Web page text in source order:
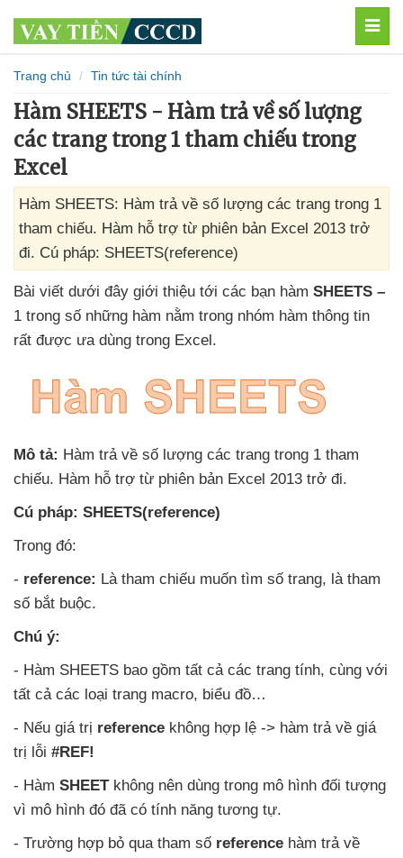
Trang chủ Tin tức tài chính
Hàm SHEETS - Hàm trả về số lượng
các trang trong 1 tham chiếu trong
Excel
Hàm SHEETS: Hàm trả về số lượng các trang trong 1
tham chiếu. Hàm hỗ trợ từ phiên bản Excel 2013 trở
đi. Cú pháp: SHEETS(reference)
Bài viết dưới đây giới thiệu tới các bạn hàm SHEETS –
1 trong số những hàm nằm trong nhóm hàm thông tin
rất được ưa dùng trong Excel.
Mô tả: Hàm trả về số lượng các trang trong 1 tham
chiếu. Hàm hỗ trợ từ phiên bản Excel 2013 trở đi.
Cú pháp: SHEETS(reference)
Trong đó:
- reference: Là tham chiếu muốn tìm số trang, là tham
số bắt buộc.
Chú ý:
- Hàm SHEETS bao gồm tất cả các trang tính, cùng với
tất cả các loại trang macro, biểu đồ…
- Nếu giá trị reference không hợp lệ -> hàm trả về giá
trị lỗi #REF!
- Hàm SHEET không nên dùng trong mô hình đối tượng
vì mô hình đó đã có tính năng tương tự.
- Trường hợp bỏ qua tham số reference hàm trả về